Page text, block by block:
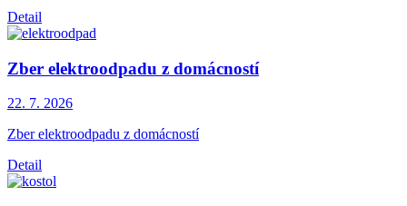
Detail
Zber elektroodpadu z domácností
22. 7. 2026
Zber elektroodpadu z domácností
Detail